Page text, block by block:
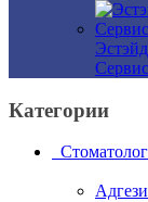
Категории